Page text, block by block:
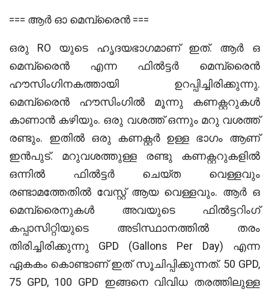
=== ആർ ഓ മെമ്പ്രൈൻ ===
ഒരു RO യുടെ ഹൃദയഭാഗമാണ് ഇത്. ആർ ഒ
മെമ്പ്രൈൻ എന്ന ഫിൽട്ടർ മെമ്പ്രൈൻ
ഹൗസിംഗിനകത്തായി ഉറപ്പിച്ചിരിക്കുന്നു.
മെമ്പ്രൈൻ ഹൗസിംഗിൽ മൂന്നു കണക്റ്ററുകൾ
കാണാൻ കഴിയും. ഒരു വശത്ത് ഒന്നും മറു വശത്ത്
രണ്ടും. ഇതിൽ ഒരു കണക്റ്റർ ഉള്ള ഭാഗം ആണ്
ഇൻപുട്. മറുവശത്തുള്ള രണ്ടു കണക്റ്ററുകളിൽ
ഒന്നിൽ ഫിൽട്ടർ ചെയ്ത വെള്ളവും
രണ്ടാമത്തേതിൽ വേസ്റ്റ് ആയ വെള്ളവും. ആർ ഒ
മെമ്പ്രൈനുകൾ അവയുടെ ഫിൽട്ടറിംഗ്
കപ്പാസിറ്റിയുടെ അടിസ്ഥാനത്തിൽ തരം
തിരിച്ചിരിക്കുന്നു GPD (Gallons Per Day) എന്ന
ഏകകം കൊണ്ടാണ് ഇത് സൂചിപ്പിക്കുന്നത്. 50 GPD,
75 GPD, 100 GPD ഇങ്ങനെ വിവിധ തരത്തിലുള്ള